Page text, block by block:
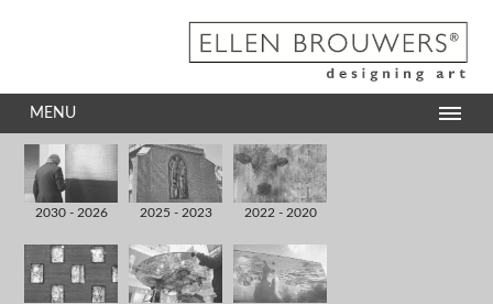
MENU
2030 - 2026 2025 - 2023 2022 - 2020